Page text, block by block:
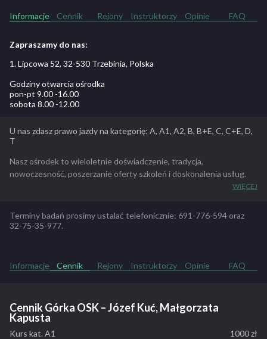
Informacje Cennik Rejony Instruktorzy Opinie FAQ
Zapraszamy do nas:
1. Lipcowa 52, 32-530 Trzebinia, Polska
Godziny otwarcia ośrodka
pon-pt 9.00 -16.00
sobota 8.00 -12.00
U nas zdasz prawo jazdy na kategorię: A, A1, A2, B, B+E, C, C+E, D,
T
Nasz ośrodek to wieloletnie doświadczenie, tradycja,
nowoczesność, poszerzanie oferty szkoleń i doskonalenia usług.
Posiadamy do państwa dyspozycji zaplecze pojazdów, 2 place
parking, sale wykładowe. Wszystko aby stworzyć kursantom jak
najbardziej dogodne warunki szkoleniowe.
WIĘCEJ
Terminy badań prosimy ustalać telefonicznie: 691-776-594 oraz
32-75-35-977.
Informacje Cennik Rejony Instruktorzy Opinie FAQ
Cennik Górka OSK – Józef Kuć, Małgorzata
Kapusta
Kurs kat. A1
1000 zł